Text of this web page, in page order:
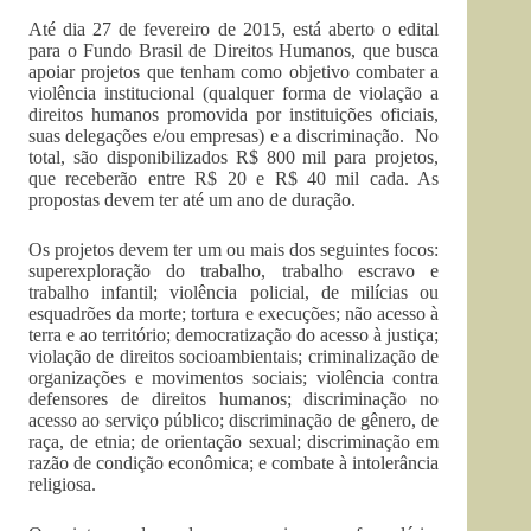
Até dia 27 de fevereiro de 2015, está aberto o edital
para o Fundo Brasil de Direitos Humanos, que busca
apoiar projetos que tenham como objetivo combater a
violência institucional (qualquer forma de violação a
direitos humanos promovida por instituições oficiais,
suas delegações e/ou empresas) e a discriminação. No
total, são disponibilizados R$ 800 mil para projetos,
que receberão entre R$ 20 e R$ 40 mil cada. As
propostas devem ter até um ano de duração.
Os projetos devem ter um ou mais dos seguintes focos:
superexploração do trabalho, trabalho escravo e
trabalho infantil; violência policial, de milícias ou
esquadrões da morte; tortura e execuções; não acesso à
terra e ao território; democratização do acesso à justiça;
violação de direitos socioambientais; criminalização de
organizações e movimentos sociais; violência contra
defensores de direitos humanos; discriminação no
acesso ao serviço público; discriminação de gênero, de
raça, de etnia; de orientação sexual; discriminação em
razão de condição econômica; e combate à intolerância
religiosa.